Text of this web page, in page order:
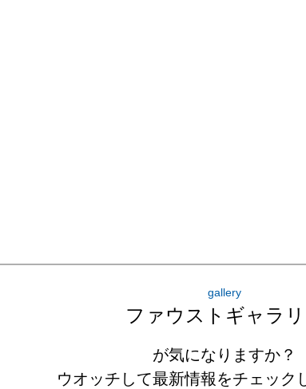
gallery
ファウストギャラ
が気になりますか？
ウオッチして最新情報をチェック